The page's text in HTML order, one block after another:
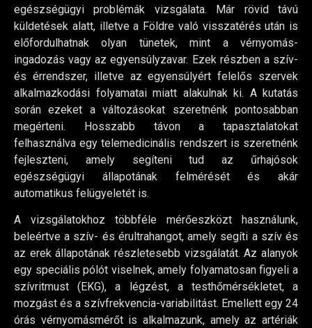
egészségügyi problémák vizsgálata. Már rövid távú
küldetések alatt, illetve a Földre való visszatérés után is
előfordulhatnak olyan tünetek, mint a vérnyomás-
ingadozás vagy az egyensúlyzavar. Ezek részben a szív-
és érrendszer, illetve az egyensúlyért felelős szervek
alkalmazkodási folyamatai miatt alakulnak ki. A kutatás
során ezeket a változásokat szeretnénk pontosabban
megérteni. Hosszabb távon a tapasztalatokat
felhasználva egy telemedicinális rendszert is szeretnénk
fejleszteni, amely segíteni tud az űrhajósok
egészségügyi állapotának felmérését és akár
automatikus felügyeletét is.
A vizsgálatokhoz többféle mérőeszközt használunk,
beleértve a szív- és érultrahangot, amely segíti a szív és
az erek állapotának részletesebb vizsgálatát. Az alanyok
egy speciális pólót viselnek, amely folyamatosan figyeli a
szívritmust (EKG), a légzést, a testhőmérsékletet, a
mozgást és a szívfrekvencia-variabilitást. Emellett egy 24
órás vérnyomásmérőt is alkalmazunk, amely az artériák